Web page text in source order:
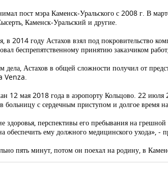
пост мэра Каменск-Уральского с 2008 г. В
Каменск-Уральский и другие.
в 2014 году Астахов взял под покровительство
беспрепятственному принятию заказчиком
дела, Астахов в общей сложности получил от
Venza.
12 мая 2018 года в аэропорту Кольцово. 22
с сердечным приступом и долгое время
здоровья, перспективы его пребывания на
обеспечить ему должного медицинского ухода»,
пять минут, потом он поехал на родину, в